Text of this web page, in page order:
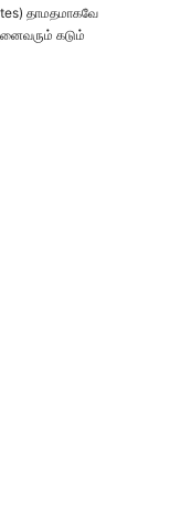
தாமதமாகவே
கடும்